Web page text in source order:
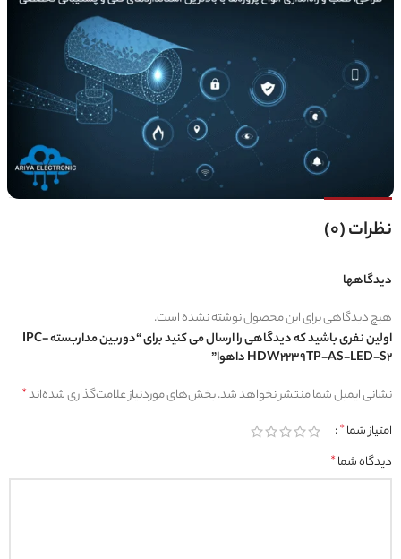
نظرات (0)
دیدگاهها
هیچ دیدگاهی برای این محصول نوشته نشده است.
اولین نفری باشید که دیدگاهی را ارسال می کنید برای “دوربین مداربسته IPC-
HDW2239TP-AS-LED-S2 داهوا”
نشانی ایمیل شما منتشر نخواهد شد.بخش‌های موردنیاز علامت‌گذاری شده‌اند*
امتیاز شما*
دیدگاه شما*